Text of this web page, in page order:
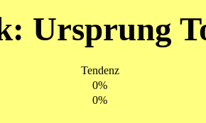
Ursprung
Tendenz
0%
0%